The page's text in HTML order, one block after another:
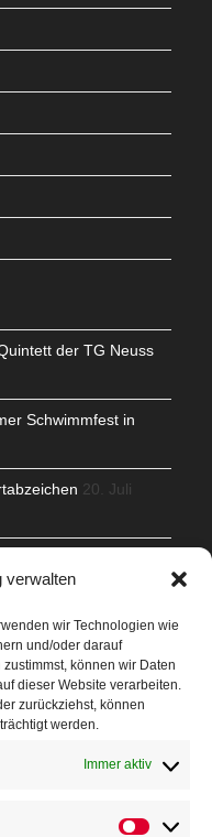
verwalten
wir Technologien wie
und/oder darauf
können wir Daten
dieser Website verarbeiten.
zurückziehst, können
werden.
Immer aktiv
der TG Neuss
Schwimmfest in
20. Juli